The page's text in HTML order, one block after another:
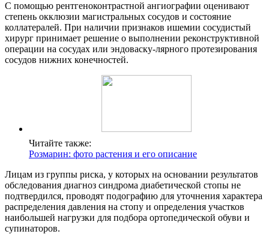
С помощью рентгеноконтрастной ангиографии оценивают
степень окклюзии магистральных сосудов и состояние
коллатералей. При наличии признаков ишемии сосудистый
хирург принимает решение о выполнении реконструктивной
операции на сосудах или эндоваску-лярного протезирования
сосудов нижних конечностей.
Читайте также:
Розмарин: фото растения и его описание
Лицам из группы риска, у которых на основании результатов
обследования диагноз синдрома диабетической стопы не
подтвердился, проводят подографию для уточнения характера
распределения давления на стопу и определения участков
наибольшей нагрузки для подбора ортопедической обуви и
супинаторов.